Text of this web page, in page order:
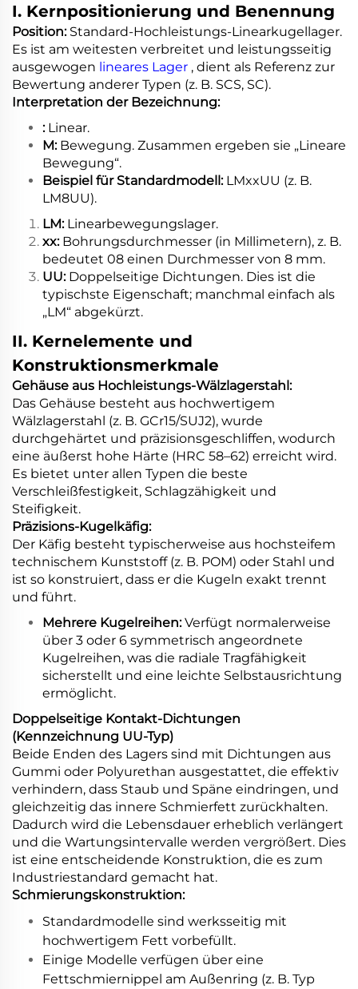
I. Kernpositionierung und Benennung
Position: Standard-Hochleistungs-Linearkugellager.
Es ist am weitesten verbreitet und leistungsseitig
ausgewogen lineares Lager , dient als Referenz zur
Bewertung anderer Typen (z. B. SCS, SC).
Interpretation der Bezeichnung:
: Linear.
M: Bewegung. Zusammen ergeben sie „Lineare
Bewegung“.
Beispiel für Standardmodell: LMxxUU (z. B.
LM8UU).
LM: Linearbewegungslager.
xx: Bohrungsdurchmesser (in Millimetern), z. B.
bedeutet 08 einen Durchmesser von 8 mm.
UU: Doppelseitige Dichtungen. Dies ist die
typischste Eigenschaft; manchmal einfach als
„LM“ abgekürzt.
II. Kernelemente und
Konstruktionsmerkmale
Gehäuse aus Hochleistungs-Wälzlagerstahl:
Das Gehäuse besteht aus hochwertigem
Wälzlagerstahl (z. B. GCr15/SUJ2), wurde
durchgehärtet und präzisionsgeschliffen, wodurch
eine äußerst hohe Härte (HRC 58–62) erreicht wird.
Es bietet unter allen Typen die beste
Verschleißfestigkeit, Schlagzähigkeit und
Steifigkeit.
Präzisions-Kugelkäfig:
Der Käfig besteht typischerweise aus hochsteifem
technischem Kunststoff (z. B. POM) oder Stahl und
ist so konstruiert, dass er die Kugeln exakt trennt
und führt.
Mehrere Kugelreihen:Verfügt normalerweise
über 3 oder 6 symmetrisch angeordnete
Kugelreihen, was die radiale Tragfähigkeit
sicherstellt und eine leichte Selbstausrichtung
ermöglicht.
Doppelseitige Kontakt-Dichtungen
(Kennzeichnung UU-Typ)
Beide Enden des Lagers sind mit Dichtungen aus
Gummi oder Polyurethan ausgestattet, die effektiv
verhindern, dass Staub und Späne eindringen, und
gleichzeitig das innere Schmierfett zurückhalten.
Dadurch wird die Lebensdauer erheblich verlängert
und die Wartungsintervalle werden vergrößert. Dies
ist eine entscheidende Konstruktion, die es zum
Industriestandard gemacht hat.
Schmierungskonstruktion:
Standardmodelle sind werksseitig mit
hochwertigem Fett vorbefüllt.
Einige Modelle verfügen über eine
Fettschmiernippel am Außenring (z. B. Typ